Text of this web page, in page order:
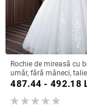
Rochie de mireasă cu
umăr, fără mâneci,
fustă tutu, mătase
487.44 - 492.18